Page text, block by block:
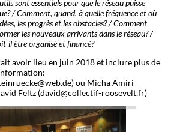
sont essentiels pour que le réseau puisse
/ Comment, quand, à quelle fréquence et où
les progrès et les obstacles? / Comment
les nouveaux arrivants dans le réseau? /
il être organisé et financé?
avoir lieu en juin 2018 et inclure plus de
ou Micha Amiri
Feltz (david@collectif-roosevelt.fr)